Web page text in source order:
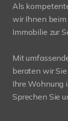
Als
wir Ihnen beim
Immobilie zur
Mit
beraten wir
Ihre Wohnung
Sprechen Sie